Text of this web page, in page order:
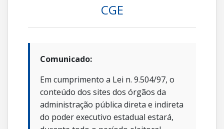
CGE
Comunicado:
Em cumprimento a Lei n. 9.504/97, o
conteúdo dos sites dos órgãos da
administração pública direta e indireta
do poder executivo estadual estará,